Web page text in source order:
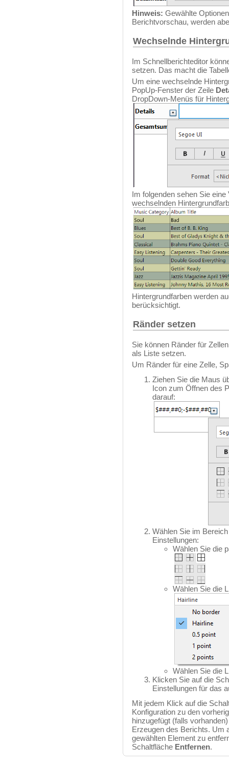
Hinweis: Gewählte
Berichtvorschau, werden
Wechselnde
Im Schnellberichteditor
setzen. Das macht die
Um eine wechselnde
PopUp-Fenster der Zeile
DropDown-Menüs für
Im folgenden sehen Sie
wechselnden
Hintergrundfarben werden
berücksichtigt.
Ränder setzen
Sie können Ränder für
als Liste setzen.
Um Ränder für eine Zelle,
Ziehen Sie die Maus
Icon zum Öffnen des
darauf:
Wählen Sie im
Einstellungen:
Wählen Sie die
Wählen Sie die
Wählen Sie die
Klicken Sie auf die
Einstellungen für das
Mit jedem Klick auf die
Konfiguration zu den
hinzugefügt (falls
Erzeugen des Berichts. Um
gewählten Element zu
Schaltfläche Entfernen.